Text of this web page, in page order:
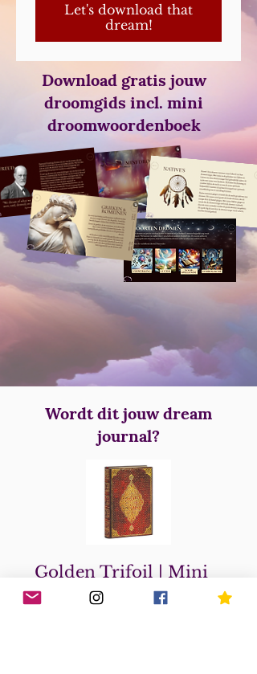
Let's download that
dream!
Download gratis jouw
droomgids incl. mini
droomwoordenboek
Wordt dit jouw dream
journal?
Golden Trifoil | Mini
gelinieerd